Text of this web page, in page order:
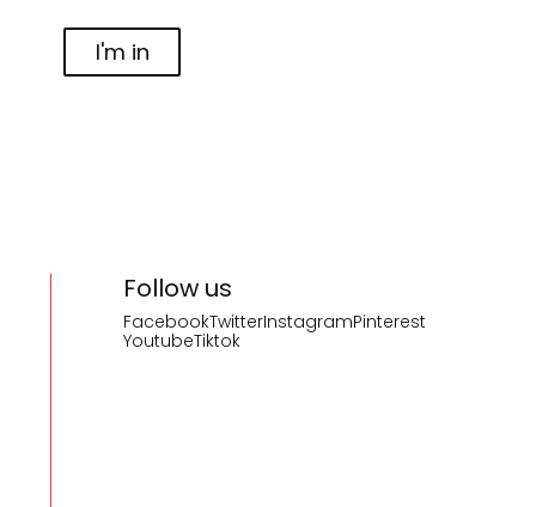
I'm in
Follow us
FacebookTwitterInstagramPinterest
YoutubeTiktok